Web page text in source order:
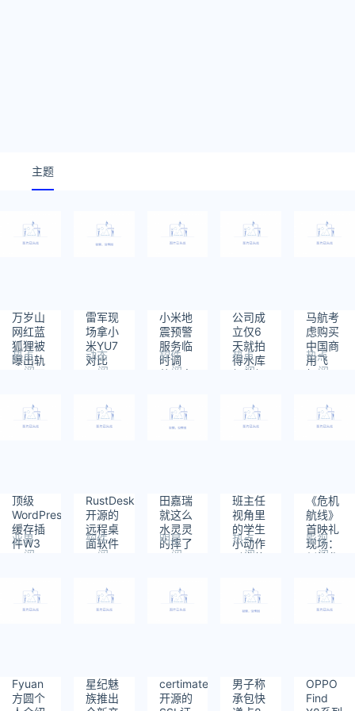
主题
万岁山
网红蓝
狐狸被
曝出轨
景区回
热点
阅
273
雷军现
场拿小
米YU7
对比
Model
动态
阅
486
小米地
震预警
服务临
时调
整：高
5级以
上才提
供
软件
阅
公司成
立仅6
天就拍
得水库
经营权
热点
阅
359
马航考
虑购买
中国商
用飞
机：
C919
都在评
估中
热点
阅
506
顶级
WordPress
缓存插
件W3
Total
存在高
危漏洞
请立即
业界
阅
299
RustDesk
开源的
远程桌
面软件
软件
阅
351
田嘉瑞
就这么
水灵灵
的摔了
明星
阅
班主任
视角里
的学生
小动作
引发热
生昏昏
欲睡 眼
睛快睁
热点
阅
701
《危机
航线》
首映礼
现场：
刘德华
张子枫
已读乱
回
影视
阅
615
Fyuan
方圆个
星纪魅
族推出
certimate
开源的
男子称
承包快
OPPO
Find